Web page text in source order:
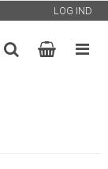
LOG IND